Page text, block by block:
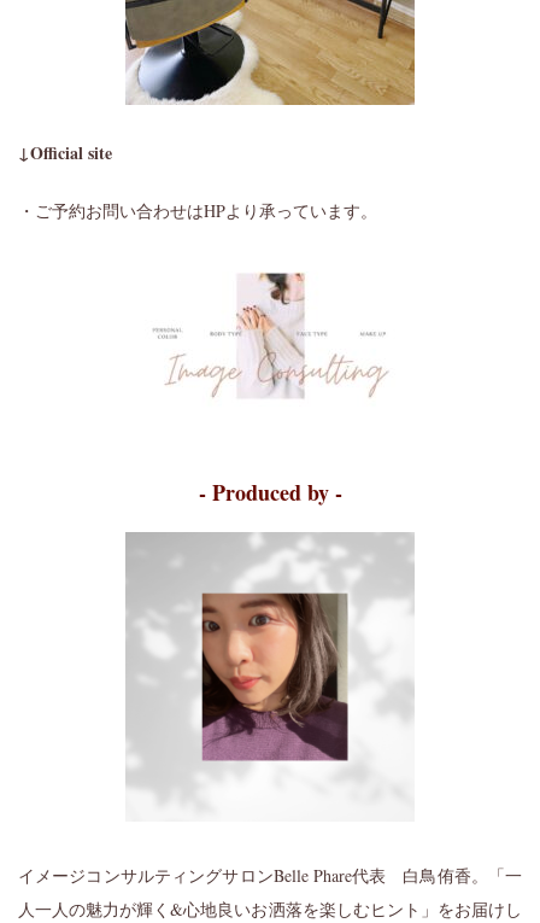
↓Official site
・ご予約お問い合わせはHPより承っています。
- Produced by -
イメージコンサルティングサロンBelle Phare代表 白鳥侑香。「一
人一人の魅力が輝く&心地良いお洒落を楽しむヒント」をお届けし